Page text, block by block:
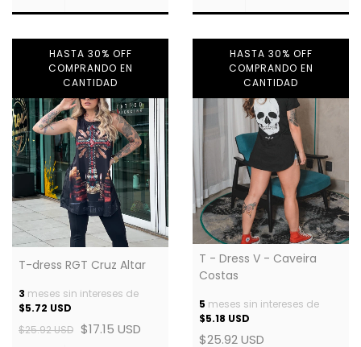
HASTA 30% OFF
COMPRANDO EN
CANTIDAD
T-dress RGT Cruz Altar
3 meses sin intereses de
$5.72 USD
$25.92 USD $17.15 USD
HASTA 30% OFF
COMPRANDO EN
CANTIDAD
T - Dress V - Caveira
Costas
5 meses sin intereses de
$5.18 USD
$25.92 USD